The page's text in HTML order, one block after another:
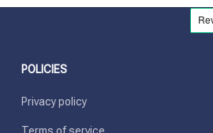
POLICIES
Privacy policy